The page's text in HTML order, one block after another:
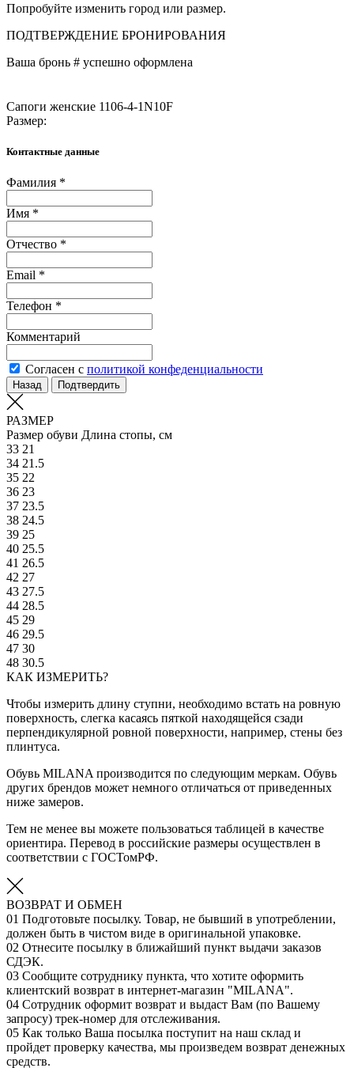
Попробуйте изменить город или размер.
ПОДТВЕРЖДЕНИЕ БРОНИРОВАНИЯ
Ваша бронь # успешно оформлена
Сапоги женские 1106-4-1N10F
Размер:
Контактные данные
Фамилия *
Имя *
Отчество *
Email *
Телефон *
Комментарий
Согласен с политикой конфеденциальности
Назад Подтвердить
РАЗМЕР
Размер обуви Длина стопы, см
33 21
34 21.5
35 22
36 23
37 23.5
38 24.5
39 25
40 25.5
41 26.5
42 27
43 27.5
44 28.5
45 29
46 29.5
47 30
48 30.5
КАК ИЗМЕРИТЬ?
Чтобы измерить длину ступни, необходимо встать на ровную
поверхность, слегка касаясь пяткой находящейся сзади
перпендикулярной ровной поверхности, например, стены без
плинтуса.
Обувь MILANA производится по следующим меркам. Обувь
других брендов может немного отличаться от приведенных
ниже замеров.
Тем не менее вы можете пользоваться таблицей в качестве
ориентира. Перевод в российские размеры осуществлен в
соответствии с ГОСТомРФ.
ВОЗВРАТ И ОБМЕН
01 Подготовьте посылку. Товар, не бывший в употреблении,
должен быть в чистом виде в оригинальной упаковке.
02 Отнесите посылку в ближайший пункт выдачи заказов
СДЭК.
03 Сообщите сотруднику пункта, что хотите оформить
клиентский возврат в интернет-магазин "MILANA".
04 Сотрудник оформит возврат и выдаст Вам (по Вашему
запросу) трек-номер для отслеживания.
05 Как только Ваша посылка поступит на наш склад и
пройдет проверку качества, мы произведем возврат денежных
средств.